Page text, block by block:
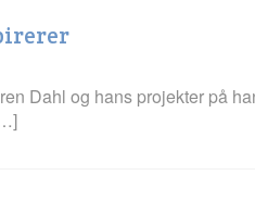
Dahl og hans projekter på